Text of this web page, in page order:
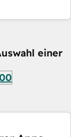
einer